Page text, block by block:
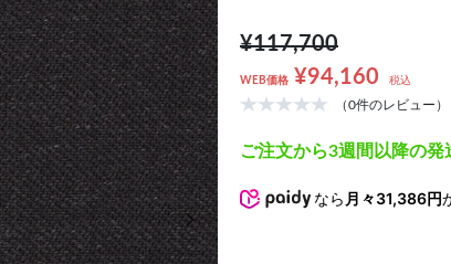
次の画像
¥117,700
WEB価格 ¥94,160 税込
（0件のレビュー）
ご注文から3週間以降の発
なら 月々31,386円